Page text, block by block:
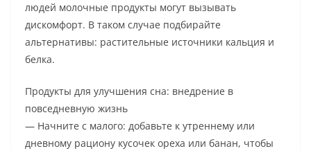
людей молочные продукты могут вызывать
дискомфорт. В таком случае подбирайте
альтернативы: растительные источники кальция и
белка.
Продукты для улучшения сна: внедрение в
повседневную жизнь
— Начните с малого: добавьте к утреннему или
дневному рациону кусочек ореха или банан, чтобы